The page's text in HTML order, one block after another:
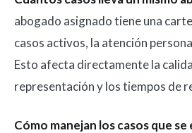
abogado asignado tiene una
casos activos, la atención
Esto afecta directamente la
representación y los tiempos de
Cómo manejan los casos que